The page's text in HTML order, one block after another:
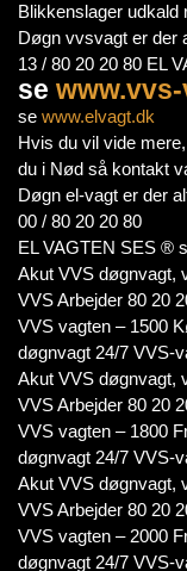
Blikkenslager udkald
Døgn vvsvagt er der
13 / 80 20 20 80 EL
se
se www.elvagt.dk
Hvis du vil vide
du i Nød så kontakt
Døgn el-vagt er der
00 / 80 20 20 80
EL VAGTEN SES ®
Akut VVS døgnvagt,
VVS Arbejder 80 20
VVS vagten – 1500
døgnvagt 24/7 VVS-
Akut VVS døgnvagt,
VVS Arbejder 80 20
VVS vagten – 1800
døgnvagt 24/7 VVS-
Akut VVS døgnvagt,
VVS Arbejder 80 20
VVS vagten – 2000
døgnvagt 24/7 VVS-